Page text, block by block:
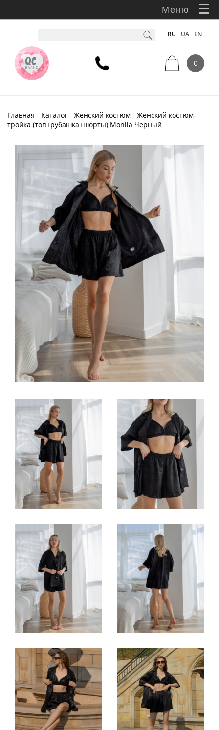
Меню
RU UA EN
0
Главная - Каталог - Женский костюм - Женский костюм-
тройка (топ+рубашка+шорты) Monila Черный